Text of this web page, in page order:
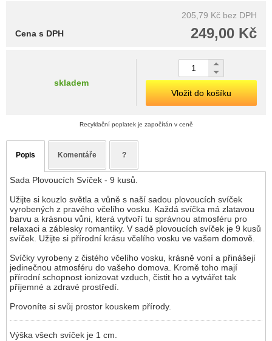
205,79 Kč bez DPH
249,00 Kč
Cena s DPH
skladem
Vložit do košíku
Recyklační poplatek je započítán v ceně
Popis Komentáře ?
Sada Plovoucích Svíček - 9 kusů.
Užijte si kouzlo světla a vůně s naší sadou plovoucích svíček
vyrobených z pravého včelího vosku. Každá svíčka má zlatavou
barvu a krásnou vůni, která vytvoří tu správnou atmosféru pro
relaxaci a záblesky romantiky. V sadě plovoucích svíček je 9 kusů
svíček. Užijte si přírodní krásu včelího vosku ve vašem domově.
Svíčky vyrobeny z čistého včelího vosku, krásně voní a přinášejí
jedinečnou atmosféru do vašeho domova. Kromě toho mají
přírodní schopnost ionizovat vzduch, čistit ho a vytvářet tak
příjemné a zdravé prostředí.
Provoníte si svůj prostor kouskem přírody.
Výška všech svíček je 1 cm.